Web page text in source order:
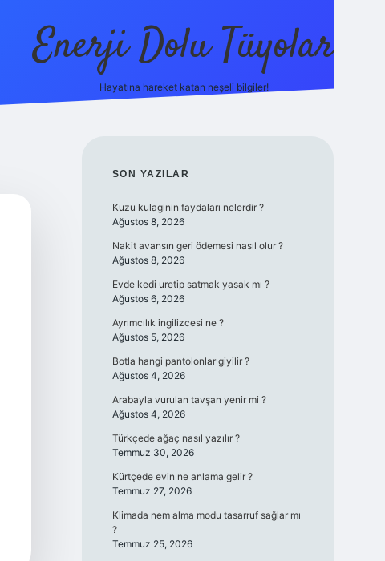
Enerji Dolu Tüyolar
Hayatına hareket katan neşeli bilgiler!
SIDEBAR
SON YAZILAR
Kuzu kulaginin faydaları nelerdir ?
Ağustos 8, 2026
Nakit avansın geri ödemesi nasıl olur ?
Ağustos 8, 2026
Evde kedi uretip satmak yasak mı ?
Ağustos 6, 2026
Ayrımcılık ingilizcesi ne ?
Ağustos 5, 2026
Botla hangi pantolonlar giyilir ?
Ağustos 4, 2026
Arabayla vurulan tavşan yenir mi ?
Ağustos 4, 2026
Türkçede ağaç nasıl yazılır ?
Temmuz 30, 2026
Kürtçede evin ne anlama gelir ?
Temmuz 27, 2026
Klimada nem alma modu tasarruf sağlar mı
?
Temmuz 25, 2026